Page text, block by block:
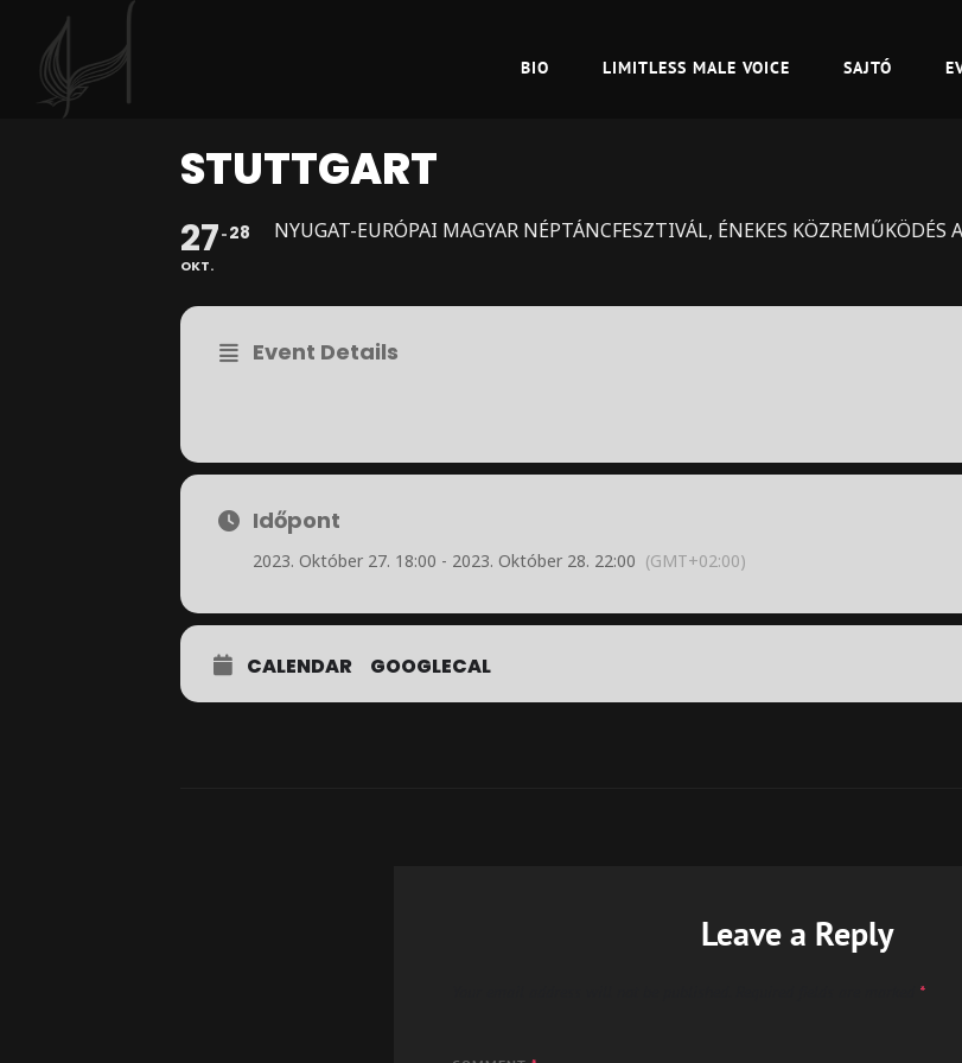
BIO LIMITLESS MALE VOICE SAJTÓ
STUTTGART
27
OKT.
28 NYUGAT-EURÓPAI MAGYAR NÉPTÁNCFESZTIVÁL, ÉNEKES KÖZREMŰKÖDÉS
Event Details
Időpont
2023. Október 27. 18:00 - 2023. Október 28. 22:00 (GMT+02:00)
CALENDAR GOOGLECAL
Leave a Reply
*